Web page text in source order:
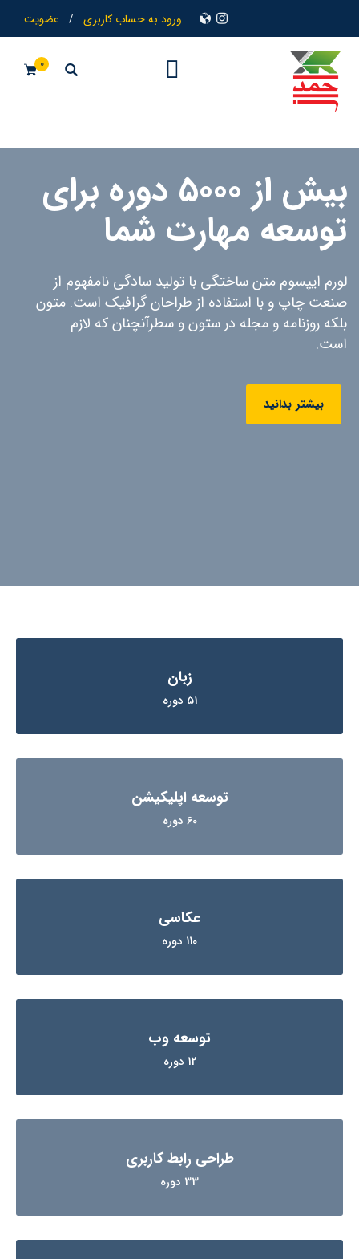
ورود به حساب کاربری / عضویت
0
بیش از 5000 دوره برای
توسعه مهارت شما
لورم ایپسوم متن ساختگی با تولید سادگی نامفهوم از
صنعت چاپ و با استفاده از طراحان گرافیک است. متون
بلکه روزنامه و مجله در ستون و سطرآنچنان که لازم
است.
بیشتر بدانید
زبان
51 دوره
توسعه اپلیکیشن
60 دوره
عکاسی
110 دوره
توسعه وب
12 دوره
طراحی رابط کاربری
33 دوره